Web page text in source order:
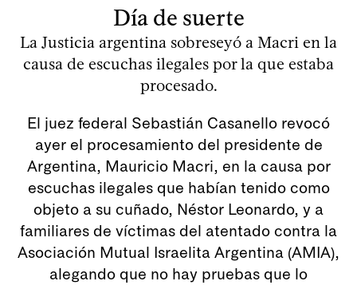
Día de suerte
La Justicia argentina sobreseyó a Macri en la
causa de escuchas ilegales por la que estaba
procesado.
El juez federal Sebastián Casanello revocó
ayer el procesamiento del presidente de
Argentina, Mauricio Macri, en la causa por
escuchas ilegales que habían tenido como
objeto a su cuñado, Néstor Leonardo, y a
familiares de víctimas del atentado contra la
Asociación Mutual Israelita Argentina (AMIA),
alegando que no hay pruebas que lo